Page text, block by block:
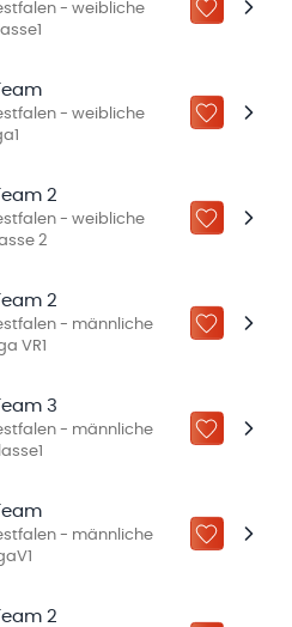
- weibliche
ZU „MEINE
- weibliche
ZU „MEINE
2
- weibliche
2
ZU „MEINE
2
- männliche
VR1
ZU „MEINE
3
- männliche
ZU „MEINE
- männliche
ZU „MEINE
2